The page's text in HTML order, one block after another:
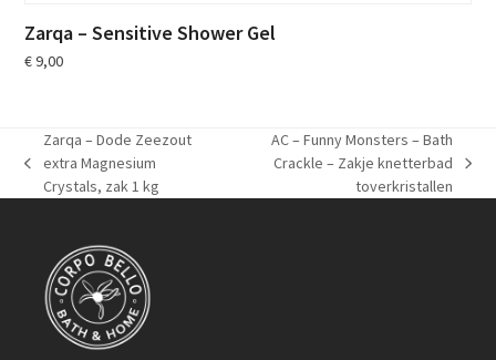
Zarqa – Sensitive Shower Gel
€9,00
previous
post:
Zarqa – Dode Zeezout
extra Magnesium
Crystals, zak 1 kg
post:
AC – Funny Monsters – Bath
Crackle – Zakje knetterbad
toverkristallen